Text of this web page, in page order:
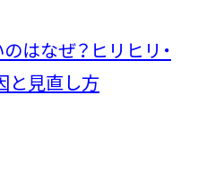
はなぜ？ヒリヒリ・
と見直し方